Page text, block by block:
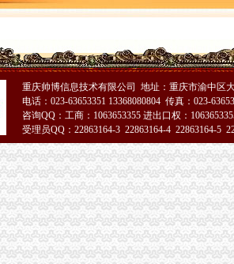
济和发展“十三五”规划（2016-
16个热词
年度报告-[中财网]
关于重大资产置换的关联交易公告_博瑞
司公开转让说明书_手机东方财富网
告_重庆百货（）_公告正文_财经_中
伦律师事务所关于公司次公开发行股票并
球企业库
（上海）投资管理有限公司的投资陷阱_天涯
家/公司-阿里巴巴公司页
文档
重庆帅博信息技术有限公司 地址：重庆市渝中区
电话：023-63653351 13368080804 传真：023-
咨询QQ：工商：1063653355 进出口权：
受理员QQ：22863164-3 22863164-4 22863164-5